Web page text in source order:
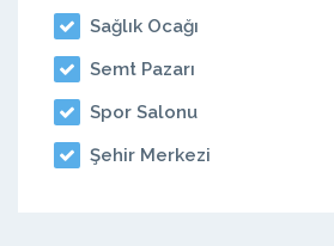
Sağlık Ocağı
Semt Pazarı
Spor Salonu
Şehir Merkezi